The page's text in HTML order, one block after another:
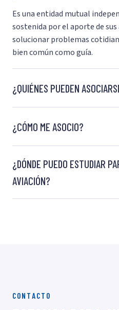
Es una entidad mutual
sostenida por el aporte de sus
solucionar problemas
bien común como guía.
¿QUIÉNES PUEDEN
¿CÓMO ME ASOCIO?
¿DÓNDE PUEDO ESTUDIAR
AVIACIÓN?
CONTACTO